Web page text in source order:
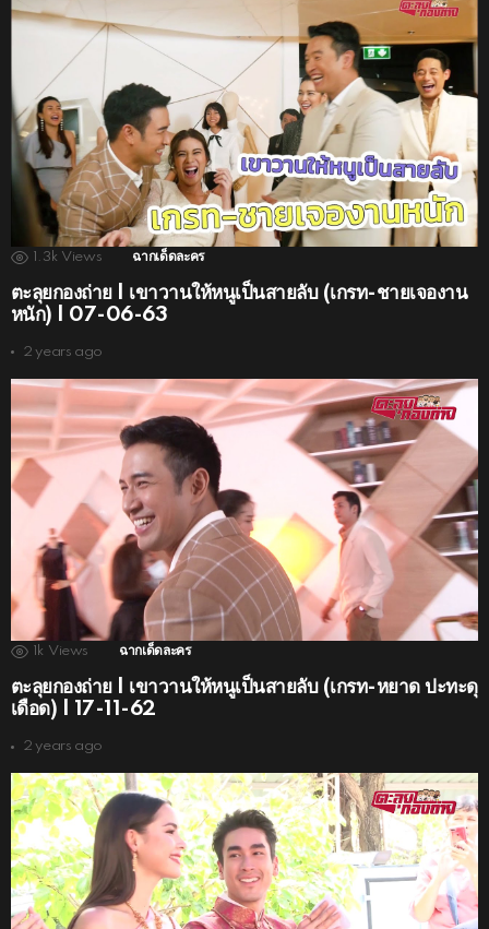
1.3k Views ฉากเด็ดละคร
ตะลุยกองถ่าย | เขาวานให้หนูเป็นสายลับ (เกรท-ชายเจองาน
หนัก) | 07-06-63
2 years ago
1k Views ฉากเด็ดละคร
ตะลุยกองถ่าย | เขาวานให้หนูเป็นสายลับ (เกรท-หยาด ปะทะดุ
เดือด) | 17-11-62
2 years ago